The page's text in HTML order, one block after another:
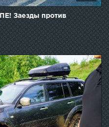
Заезды против